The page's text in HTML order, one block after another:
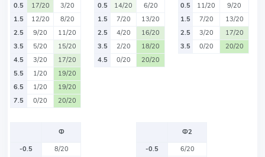
0.5
17/20
3/20
1.5
12/20
8/20
2.5
9/20
11/20
3.5
5/20
15/20
4.5
3/20
17/20
5.5
1/20
19/20
6.5
1/20
19/20
7.5
0/20 20/20
0.5
14/20
6/20
1.5
7/20
13/20
2.5
4/20
16/20
3.5
2/20
18/20
4.5
0/20 20/20
0.5
11/20
9/20
1.5
7/20
13/20
2.5
3/20
17/20
3.5
0/20 20/20
Ф
-0.5
8/20
Ф2
-0.5
6/20